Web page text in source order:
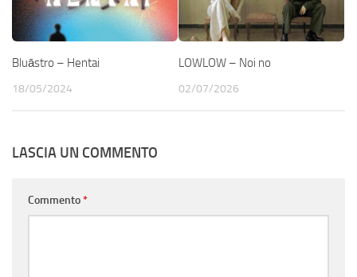
Bluāstro – Hentai
18/05/2024
LOWLOW – Noi no
02/07/2026
LASCIA UN COMMENTO
Commento*